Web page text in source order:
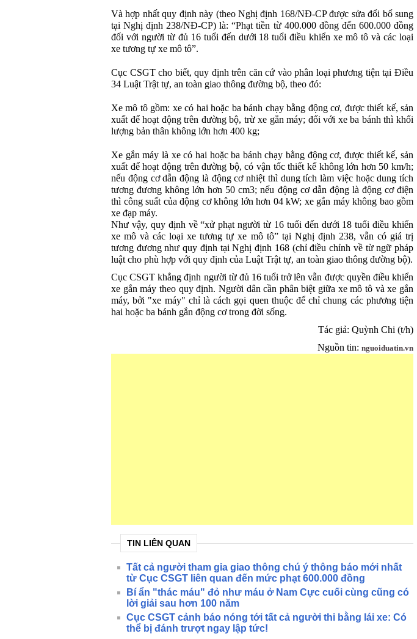
Và hợp nhất quy định này (theo Nghị định 168/NĐ-CP được sửa đổi bổ sung
tại Nghị định 238/NĐ-CP) là: “Phạt tiền từ 400.000 đồng đến 600.000 đồng
đối với người từ đủ 16 tuổi đến dưới 18 tuổi điều khiển xe mô tô và các loại
xe tương tự xe mô tô”.
Cục CSGT cho biết, quy định trên căn cứ vào phân loại phương tiện tại Điều
34 Luật Trật tự, an toàn giao thông đường bộ, theo đó:
Xe mô tô gồm: xe có hai hoặc ba bánh chạy bằng động cơ, được thiết kế, sản
xuất để hoạt động trên đường bộ, trừ xe gắn máy; đối với xe ba bánh thì khối
lượng bản thân không lớn hơn 400 kg;
Xe gắn máy là xe có hai hoặc ba bánh chạy bằng động cơ, được thiết kế, sản
xuất để hoạt động trên đường bộ, có vận tốc thiết kế không lớn hơn 50 km/h;
nếu động cơ dẫn động là động cơ nhiệt thì dung tích làm việc hoặc dung tích
tương đương không lớn hơn 50 cm3; nếu động cơ dẫn động là động cơ điện
thì công suất của động cơ không lớn hơn 04 kW; xe gắn máy không bao gồm
xe đạp máy.
Như vậy, quy định về “xử phạt người từ 16 tuổi đến dưới 18 tuổi điều khiển
xe mô và các loại xe tương tự xe mô tô” tại Nghị định 238, vẫn có giá trị
tương đương như quy định tại Nghị định 168 (chỉ điều chỉnh về từ ngữ pháp
luật cho phù hợp với quy định của Luật Trật tự, an toàn giao thông đường bộ).
Cục CSGT khẳng định người từ đủ 16 tuổi trở lên vẫn được quyền điều khiển
xe gắn máy theo quy định. Người dân cần phân biệt giữa xe mô tô và xe gắn
máy, bởi "xe máy" chỉ là cách gọi quen thuộc để chỉ chung các phương tiện
hai hoặc ba bánh gắn động cơ trong đời sống.
Tác giả: Quỳnh Chi (t/h)
Nguồn tin: nguoiduatin.vn
TIN LIÊN QUAN
Tất cả người tham gia giao thông chú ý thông báo mới nhất
từ Cục CSGT liên quan đến mức phạt 600.000 đồng
Bí ẩn "thác máu" đỏ như máu ở Nam Cực cuối cùng cũng có
lời giải sau hơn 100 năm
Cục CSGT cảnh báo nóng tới tất cả người thi bằng lái xe: Có
thể bị đánh trượt ngay lập tức!